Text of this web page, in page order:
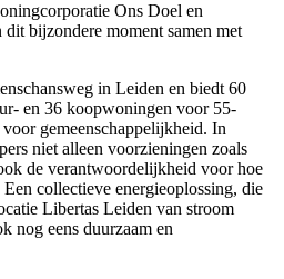
Ons Doel en
bijzondere moment samen met
in Leiden en biedt 60
en 36 koopwoningen voor 55-
gemeenschappelijkheid. In
niet alleen voorzieningen zoals
de verantwoordelijkheid voor hoe
collectieve energieoplossing, die
Libertas Leiden van stroom
nog eens duurzaam en